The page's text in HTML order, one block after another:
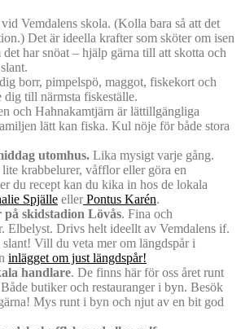
Vemdalens skola. (Kolla bara så att det
Det är ideella krafter som sköter om isen
har snöat – hjälp gärna till att skotta och
borr, pimpelspö, maggot, fiskekort och
dig till närmsta fiskeställe.
och Hahnakamtjärn är lättillgängliga
lätt kan fiska. Kul nöje för både stora
utomhus. Lika mysigt varje gång.
krabbelurer, våfflor eller göra en
du recept kan du kika in hos de lokala
Spjälle ellerPontus Karén.
skidstadion Lövås. Fina och
Elbelyst. Drivs helt ideellt av Vemdalens if.
slant! Vill du veta mer om längdspår i
inlägget om just längdspår!
handlare. De finns här för oss året runt
butiker och restauranger i byn. Besök
Mys runt i byn och njut av en bit god